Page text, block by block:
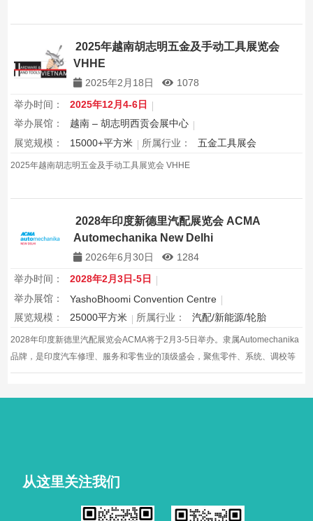
2025年越南胡志明五金及手动工具展览会
VHHE
2025年2月18日
1078
举办时间：
2025年12月4-6日
举办展馆：
越南 – 胡志明西贡会展中心
展览规模：
15000+平方米 所属行业： 五金工具展会
2025年越南胡志明五金及手动工具展览会 VHHE
2028年印度新德里汽配展览会 ACMA
Automechanika New Delhi
2026年6月30日
1284
举办时间：
2028年2月3日-5日
举办展馆：
YashoBhoomi Convention Centre
展览规模：
25000平方米 所属行业： 汽配/新能源/轮胎
2028年印度新德里汽配展览会ACMA将于2月3-5日举办。隶属Automechanika
品牌，是印度汽车修理、服务和零售业的顶级盛会，聚焦零件、系统、调校等
领域。展会汇聚行业精英，展示前沿技术和产品，为参展商和观众提供高效的
从这里关注我们